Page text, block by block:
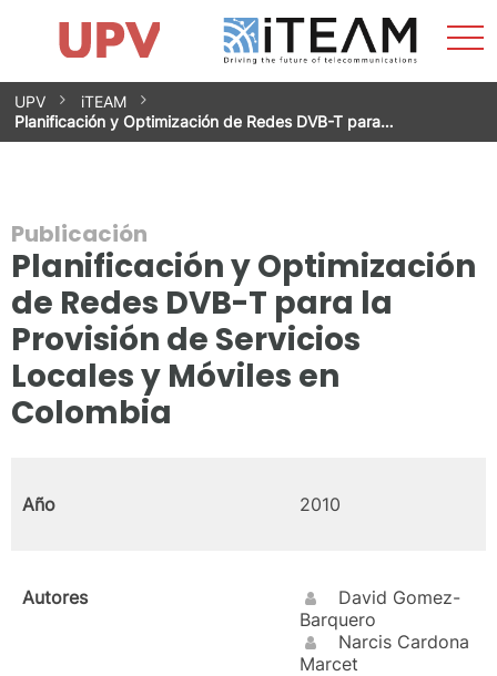
Saltar
contenido
Impacto
Grupos de investigación
Instalaciones
Spin-offs
Contacto
Prácticas
Noticias
Unidad de Igualdad
UPV
iTEAM
Planificación y Optimización de Redes DVB-T para…
Publicación
Planificación y Optimización
de Redes DVB-T para la
Provisión de Servicios
Locales y Móviles en
Colombia
Año 2010
Autores
David Gomez-
Barquero
Narcis Cardona
Marcet